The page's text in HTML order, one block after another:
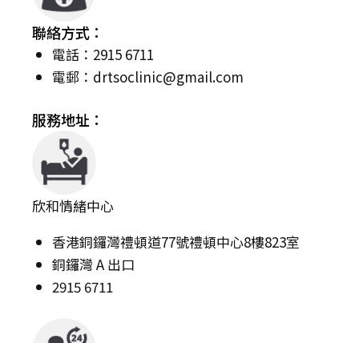
聯絡方式：
電話：2915 6711
電郵： drtsoclinic@gmail.com
服務地址：
欣和情緒中心
香港銅鑼灣禮頓道77號禮頓中心8樓823室
銅鑼灣 A 出口
2915 6711